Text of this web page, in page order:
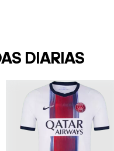
DIARIAS